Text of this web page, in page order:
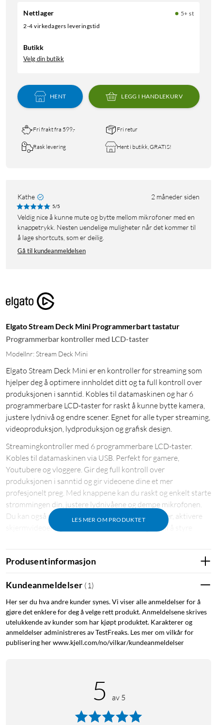
Nettlager
5+ st
2-4 virkedagers leveringstid
Butikk
Velg din butikk
HENT LEGG I HANDLEKURV
Fri frakt fra 599,- Fri retur
Rask levering Hent i butikk, GRATIS!
Kathe 2 måneder siden
5/5
Veldig nice å kunne mute og bytte mellom mikrofoner med en
knappetrykk. Nesten uendelige muligheter når det kommer til
å lage shortcuts, som er deilig.
Gå til kundeanmeldelsen
Elgato Stream Deck Mini Programmerbart tastatur
Programmerbar kontroller med LCD-taster
Modellnr: Stream Deck Mini
Elgato Stream Deck Mini er en kontroller for streaming som
hjelper deg å optimere innholdet ditt og ta full kontroll over
produksjonen i sanntid. Kobles til datamaskinen og har 6
programmerbare LCD-taster for raskt å kunne bytte kamera,
justere lydnivå og endre scener. Egnet for alle typer streaming,
videoproduksjon, lydproduksjon og grafisk design.
LES MER OM PRODUKTET
Streamingkontroller med 6 programmerbare LCD-taster.
Kobles til datamaskinen via USB. Perfekt for gamere,
Youtubere og vloggere. Gir deg full kontroll over
produksjonen i sanntid og gir videoene dine et mer
profesjonelt preg. Med knappene kan du raskt og enkelt starte
strømmingen din, justere lydnivåene og dempe mikrofonen.
Du kan også veksle mellom kameraer, endre scener, aktivere
skjermvideoer og mer. Stream Deck er velegnet til å styre
blant annet YouTube, Twitter, Mixer, Twitch, Streamlabs,
XSplit og OBS Studio. Kompatibel med Windows 10 (64-bit)
og macOS 10.13 eller nyere. Leveres med USB-kabel (1,5 m) og
programvare. Mål: 84x60x58 mm.
Produsentinformasjon
Kundeanmeldelser ( 1 )
Her ser du hva andre kunder synes. Vi viser alle anmeldelser for å
gjøre det enklere for deg å velge rett produkt. Anmeldelsene skrives
utelukkende av kunder som har kjøpt produktet. Karakterer og
anmeldelser administreres av TestFreaks. Les mer om vilkår for
publisering her www.kjell.com/no/vilkar/kundeanmeldelser
5 av 5